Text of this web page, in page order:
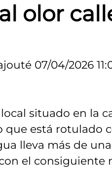
olor
07/04/2026
situado en la
que está rotulado
lleva más de
el consiguiente